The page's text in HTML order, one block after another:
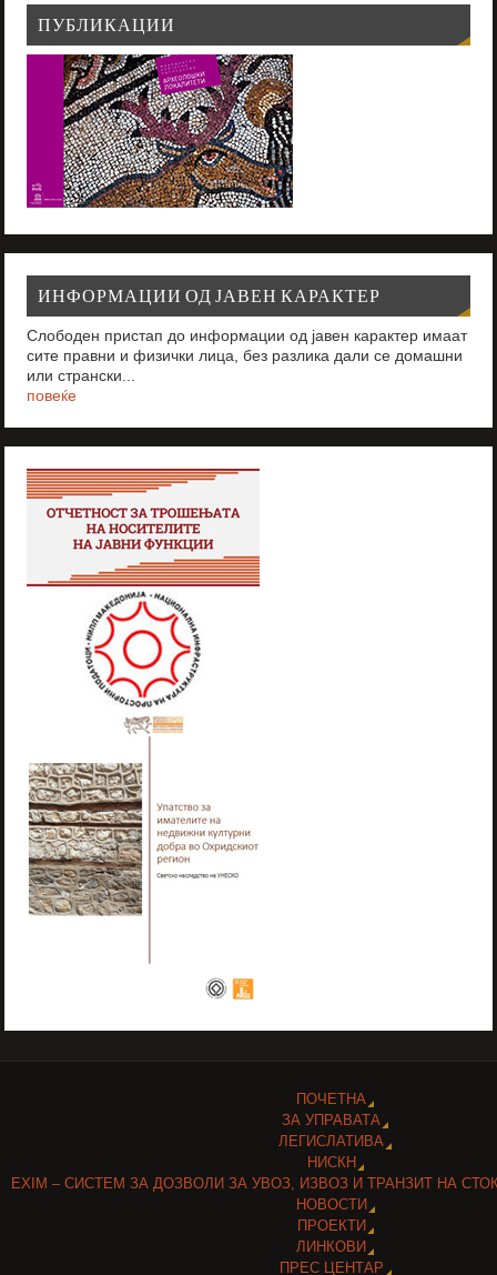
ПУБЛИКАЦИИ
ИНФОРМАЦИИ ОД ЈАВЕН КАРАКТЕР
Слободен пристап до информации од јавен карактер имаат
сите правни и физички лица, без разлика дали се домашни
или странски...
повеќе
ПОЧЕТНА
ЗА УПРАВАТА
ЛЕГИСЛАТИВА
НИСКН
EXIM – СИСТЕМ ЗА ДОЗВОЛИ ЗА УВОЗ, ИЗВОЗ И ТРАНЗИТ НА
НОВОСТИ
ПРОЕКТИ
ЛИНКОВИ
ПРЕС ЦЕНТАР